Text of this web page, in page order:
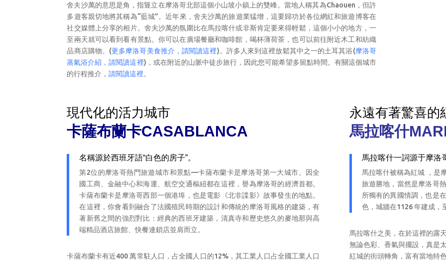
舍夫沙萬的意思是角，指聳立在摩洛哥北部這個小山坡小鎮上的雙峰。當地人稱其為Chaouen，但許
多遊客親切地將其稱為“藍城”。近年來，舍夫沙萬的旅遊業猛增，這要歸功於各位網紅和旅遊博客在
社交媒體上分享的相片。舍夫沙萬的氛圍比在馬拉喀什或非斯肯定要來得輕鬆，這個小小的地方，一
至兩天就可以看到看有景點。你可以在廣場餐廳和咖啡館，喝杯薄荷茶，也可以前往附近木工和紡織
品商店購物。 (更多摩洛哥美食推介，請閱讀這裡)。許多人來到這裡放鬆其中之一的土耳其浴(摩洛哥
蒸氣浴介紹，請閱讀這裡) ，或在附近的山脈中徒步旅行，因此您可能希望多留點時間。有關這個城市
的行程推介，請閱讀這裡。
現代化的活力城市
卡薩布蘭卡CASABLANCA
名稱源於西班牙語“白色的房子”。
第2位的摩洛哥熱門旅遊城市和景點—卡薩布蘭卡是摩洛哥第一大城市。因全
國工商、金融中心和海運、航空交通樞紐都在這裡，譽為摩洛哥的經濟首都。
卡薩布蘭卡是摩洛哥西部一個港埠，也是電影《北非諜影》故事發生的地點。
在這裡，你會看到融合了法國殖民時期的設計和傳統的摩洛哥風格的建築，有
著新舊之間的強烈對比：經典的西班牙建築，清真寺和歷史悠久的麥地那與高
端精品酒店旅館、快餐連鎖店並肩而立。
卡薩布蘭卡有近400 萬常駐人口，占全國人口的12%，其工業人口占全國工業人口
永遠有著驚喜的
馬拉喀什
馬拉喀什一詞源于摩洛
馬拉喀什被稱為紅城 ，是
旅遊勝地，當然是摩洛哥
所獨有的異國情調，也是
色，城牆在1126年建成，
馬拉喀什之美，在於這裡的露
無論色彩、香氣與擺設，真是
紅城的街頭轉角，富有當地特